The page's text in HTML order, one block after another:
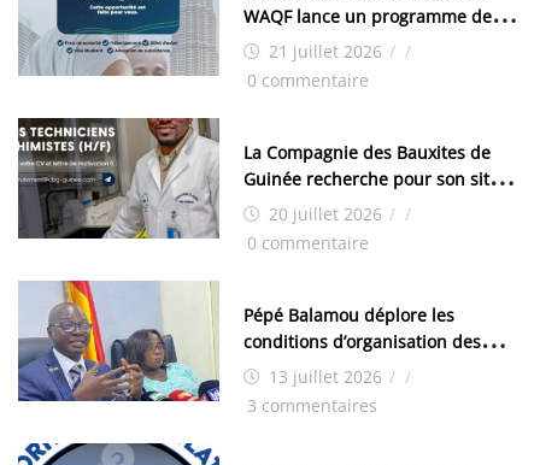
WAQF lance un programme de
bourses pour la Malaisie
21 juillet 2026 / /
0 commentaire
La Compagnie des Bauxites de
Guinée recherche pour son site
de Kamsar des techniciens
chimistes (H/F)
20 juillet 2026 / /
0 commentaire
Pépé Balamou déplore les
conditions d’organisation des
examens nationaux : « Si ce sont
les élections, on trouve tous les
13 juillet 2026 / /
3 commentaires